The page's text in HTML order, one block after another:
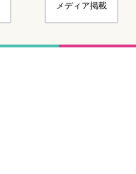
メディア掲載